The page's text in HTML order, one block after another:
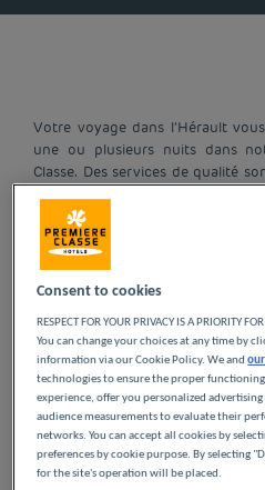
Votre voyage dans l’Hérault
une ou plusieurs nuits dans
Classe. Des services de qualité
des chambres confortables,
petit déjeuner sous forme de
encore. Pour organiser
notre hôtel, pensez à la
convient au prix !
Une localisation
Sète et ses environs
Notre hôtel à Sète est
permettre de découvrir les
de la ville tout en profitant d’un
vous veniez en train, en voiture
Lire la suite
NOS
PETITS PRIX
Consent to cookies
RESPECT FOR YOUR PRIVACY IS A PRIORITY
You can change your choices at any time by
information via our Cookie Policy. We and
technologies to ensure the proper
experience, offer you personalized
audience measurements to evaluate their
networks. You can accept all cookies by
preferences by cookie purpose. By selecting
for the site's operation will be placed.